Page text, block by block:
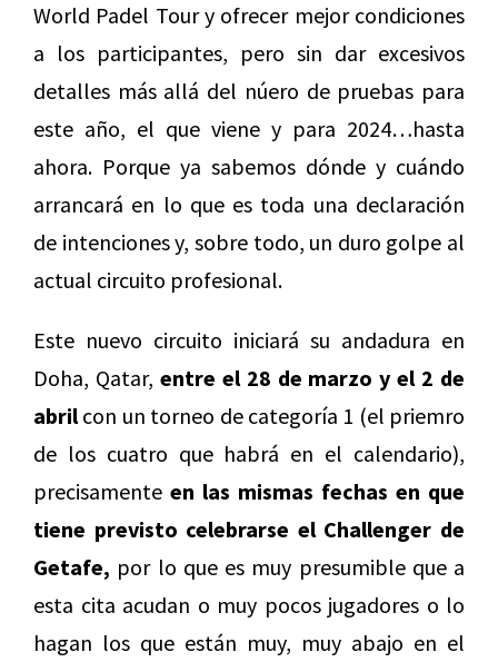
World Padel Tour y ofrecer mejor condiciones
a los participantes, pero sin dar excesivos
detalles más allá del núero de pruebas para
este año, el que viene y para 2024…hasta
ahora. Porque ya sabemos dónde y cuándo
arrancará en lo que es toda una declaración
de intenciones y, sobre todo, un duro golpe al
actual circuito profesional.
Este nuevo circuito iniciará su andadura en
Doha, Qatar, entre el 28 de marzo y el 2 de
abrilcon un torneo de categoría 1 (el priemro
de los cuatro que habrá en el calendario),
precisamente en las mismas fechas en que
tiene previsto celebrarse el Challenger de
Getafe, por lo que es muy presumible que a
esta cita acudan o muy pocos jugadores o lo
hagan los que están muy, muy abajo en el